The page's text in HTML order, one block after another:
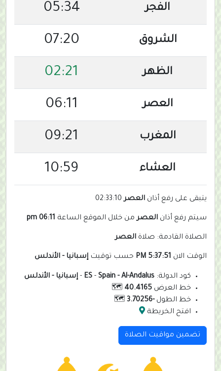
الفجر 05:34
الشروق 07:20
الظهر 02:21
العصر 06:11
المغرب 09:21
العشاء 10:59
يتبقى على رفع أذان العصر 02:33:10
سيتم رفع أذان العصرمن خلال الموقع الساعة 06:11 pm
الصلاة القادمة: صلاة العصر
الوقت الان 5:37:51 PM حسب توقيت إسبانيا - الأندلس
كود الدولة: ES - Spain - Al-Andalus
- إسبانيا - الأندلس
خط العرض 40.4165
🗺️
خط الطول-3.70256
🗺️
افتح الخريطة
تضمين مواقيت الصلاة